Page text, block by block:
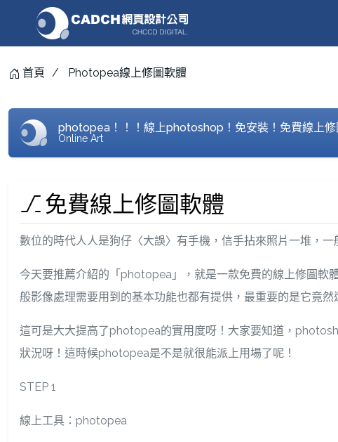
首頁 Photopea線上修圖軟體
photopea！！！線上photoshop！免安裝！免費線上修
Online Art
免費線上修圖軟體
數位的時代人人是狗仔〈大誤〉有手機，信手拈來照片一堆，
今天要推薦介紹的「photopea」，就是一款免費的線上修圖
般影像處理需要用到的基本功能也都有提供，最重要的是它竟然
這可是大大提高了photopea的實用度呀！大家要知道，
狀況呀！這時候photopea是不是就很能派上用場了呢！
STEP 1
線上工具：photopea